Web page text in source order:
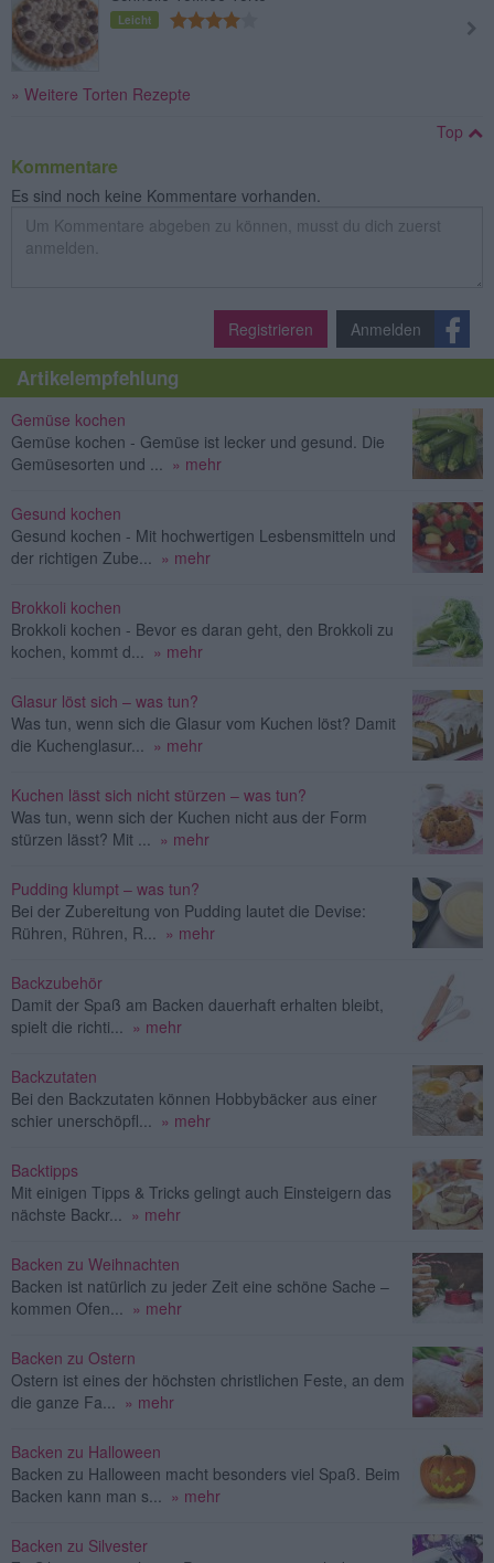
Leicht
» Weitere Torten Rezepte
Top
Kommentare
Es sind noch keine Kommentare vorhanden.
Registrieren Anmelden
Artikelempfehlung
Gemüse kochen
Gemüse kochen - Gemüse ist lecker und gesund. Die
Gemüsesorten und ... » mehr
Gesund kochen
Gesund kochen - Mit hochwertigen Lesbensmitteln und
der richtigen Zube... » mehr
Brokkoli kochen
Brokkoli kochen - Bevor es daran geht, den Brokkoli zu
kochen, kommt d... » mehr
Glasur löst sich – was tun?
Was tun, wenn sich die Glasur vom Kuchen löst? Damit
die Kuchenglasur... » mehr
Kuchen lässt sich nicht stürzen – was tun?
Was tun, wenn sich der Kuchen nicht aus der Form
stürzen lässt? Mit ... » mehr
Pudding klumpt – was tun?
Bei der Zubereitung von Pudding lautet die Devise:
Rühren, Rühren, R... » mehr
Backzubehör
Damit der Spaß am Backen dauerhaft erhalten bleibt,
spielt die richti... » mehr
Backzutaten
Bei den Backzutaten können Hobbybäcker aus einer
schier unerschöpfl... » mehr
Backtipps
Mit einigen Tipps & Tricks gelingt auch Einsteigern das
nächste Backr... » mehr
Backen zu Weihnachten
Backen ist natürlich zu jeder Zeit eine schöne Sache –
kommen Ofen... » mehr
Backen zu Ostern
Ostern ist eines der höchsten christlichen Feste, an dem
die ganze Fa... » mehr
Backen zu Halloween
Backen zu Halloween macht besonders viel Spaß. Beim
Backen kann man s... » mehr
Backen zu Silvester